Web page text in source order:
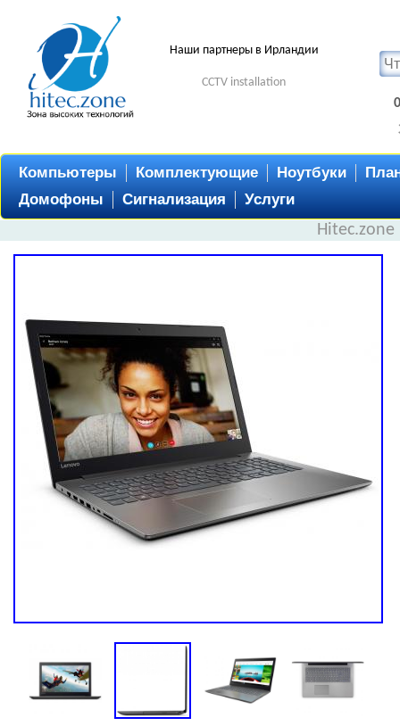
Наши партнеры в Ирландии
CCTV installation
Компьютеры Комплектующие Ноутбуки
Домофоны
Сигнализация Услуги
Hitec.zone